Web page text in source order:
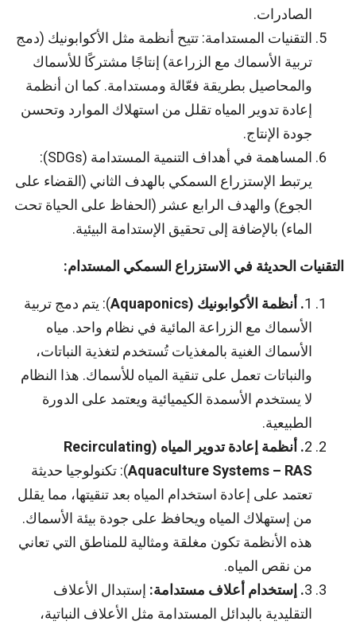
الصادرات.
التقنيات المستدامة: تتيح أنظمة مثل الأكوابونيك (دمج
تربية الأسماك مع الزراعة) إنتاجًا مشتركًا للأسماك
والمحاصيل بطريقة فعّالة ومستدامة. كما ان أنظمة
إعادة تدوير المياه تقلل من استهلاك الموارد وتحسن
جودة الإنتاج.
المساهمة في أهداف التنمية المستدامة (SDGs):
يرتبط الإستزراع السمكي بالهدف الثاني (القضاء على
الجوع) والهدف الرابع عشر (الحفاظ على الحياة تحت
الماء) بالإضافة إلى تحقيق الإستدامة البيئية.
التقنيات الحديثة في الاستزراع السمكي المستدام:
1. أنظمة الأكوابونيك (Aquaponics): يتم دمج تربية
الأسماك مع الزراعة المائية في نظام واحد. مياه
الأسماك الغنية بالمغذيات تُستخدم لتغذية النباتات،
والنباتات تعمل على تنقية المياه للأسماك. هذا النظام
لا يستخدم الأسمدة الكيميائية ويعتمد على الدورة
الطبيعية.
2. أنظمة إعادة تدوير المياه (Recirculating
Aquaculture Systems – RAS): تكنولوجيا حديثة
تعتمد على إعادة استخدام المياه بعد تنقيتها، مما يقلل
من إستهلاك المياه ويحافظ على جودة بيئة الأسماك.
هذه الأنظمة تكون مغلقة ومثالية للمناطق التي تعاني
من نقص المياه.
3. إستخدام أعلاف مستدامة: إستبدال الأعلاف
التقليدية بالبدائل المستدامة مثل الأعلاف النباتية،